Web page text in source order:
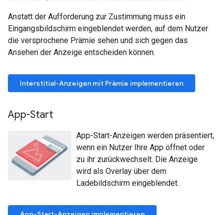
Anstatt der Aufforderung zur Zustimmung muss ein
Eingangsbildschirm eingeblendet werden, auf dem Nutzer
die versprochene Prämie sehen und sich gegen das
Ansehen der Anzeige entscheiden können.
Interstitial-Anzeigen mit Prämie implementieren
App-Start
App-Start-Anzeigen werden präsentiert,
wenn ein Nutzer Ihre App öffnet oder
zu ihr zurückwechselt. Die Anzeige
wird als Overlay über dem
Ladebildschirm eingeblendet.